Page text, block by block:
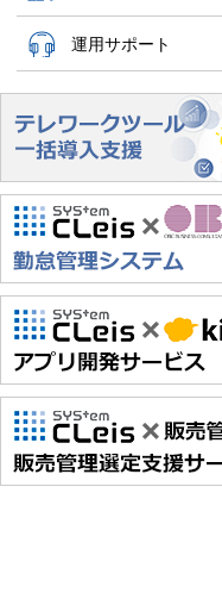
運用サポート